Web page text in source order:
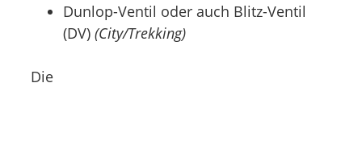
Dunlop-Ventil oder auch Blitz-Ventil
(DV) (City/Trekking)
Die